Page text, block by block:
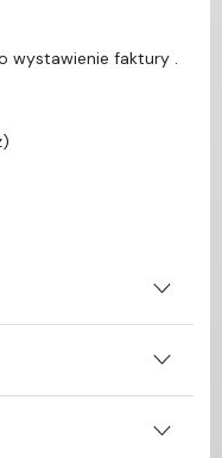
wystawienie faktury .